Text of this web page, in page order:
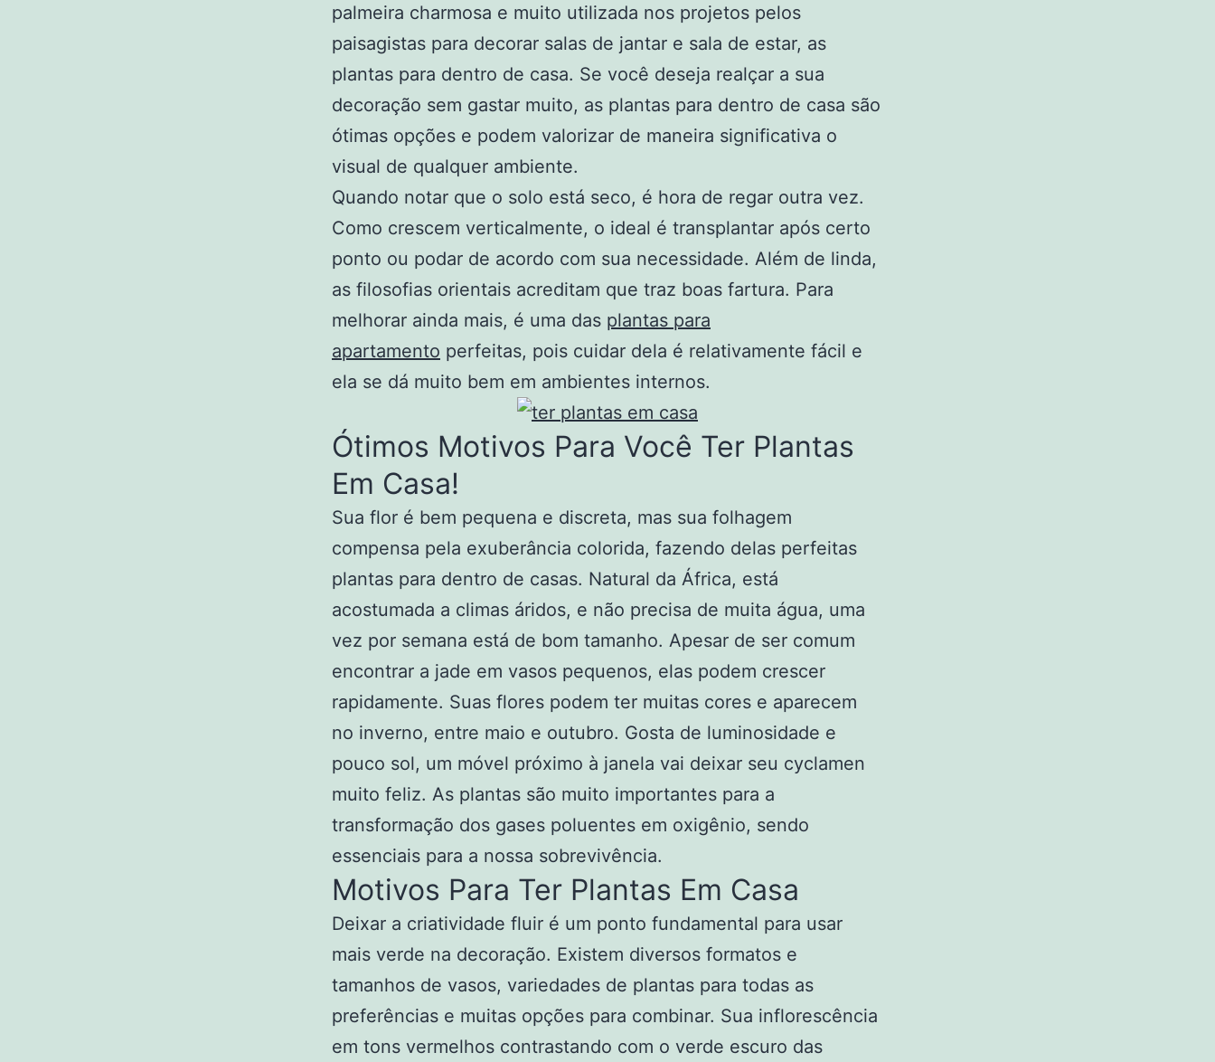
palmeira charmosa e muito utilizada nos projetos pelos
paisagistas para decorar salas de jantar e sala de estar, as
plantas para dentro de casa. Se você deseja realçar a sua
decoração sem gastar muito, as plantas para dentro de casa são
ótimas opções e podem valorizar de maneira significativa o
visual de qualquer ambiente.
Quando notar que o solo está seco, é hora de regar outra vez.
Como crescem verticalmente, o ideal é transplantar após certo
ponto ou podar de acordo com sua necessidade. Além de linda,
as filosofias orientais acreditam que traz boas fartura. Para
melhorar ainda mais, é uma das plantas para
apartamento perfeitas, pois cuidar dela é relativamente fácil e
ela se dá muito bem em ambientes internos.
Ótimos Motivos Para Você Ter Plantas
Em Casa!
Sua flor é bem pequena e discreta, mas sua folhagem
compensa pela exuberância colorida, fazendo delas perfeitas
plantas para dentro de casas. Natural da África, está
acostumada a climas áridos, e não precisa de muita água, uma
vez por semana está de bom tamanho. Apesar de ser comum
encontrar a jade em vasos pequenos, elas podem crescer
rapidamente. Suas flores podem ter muitas cores e aparecem
no inverno, entre maio e outubro. Gosta de luminosidade e
pouco sol, um móvel próximo à janela vai deixar seu cyclamen
muito feliz. As plantas são muito importantes para a
transformação dos gases poluentes em oxigênio, sendo
essenciais para a nossa sobrevivência.
Motivos Para Ter Plantas Em Casa
Deixar a criatividade fluir é um ponto fundamental para usar
mais verde na decoração. Existem diversos formatos e
tamanhos de vasos, variedades de plantas para todas as
preferências e muitas opções para combinar. Sua inflorescência
em tons vermelhos contrastando com o verde escuro das